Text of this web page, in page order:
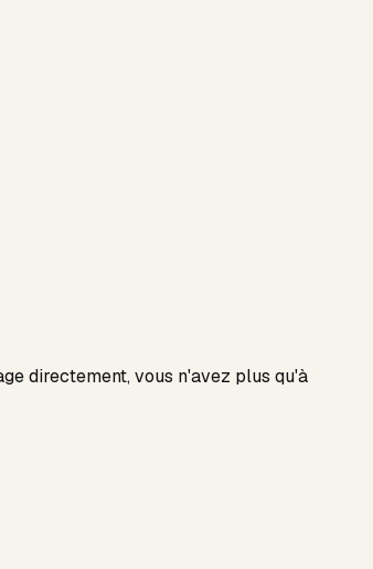
directement, vous n'avez plus qu'à